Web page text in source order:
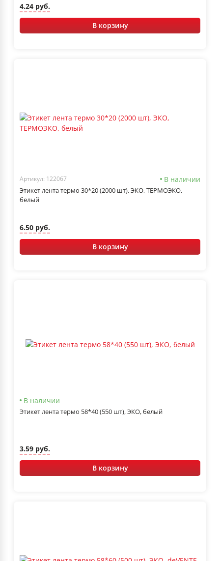
4.24 руб.
В корзину
Артикул: 122067 В наличии
Этикет лента термо 30*20 (2000 шт), ЭКО, ТЕРМОЭКО,
белый
6.50 руб.
В корзину
В наличии
Этикет лента термо 58*40 (550 шт), ЭКО, белый
3.59 руб.
В корзину